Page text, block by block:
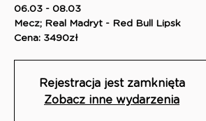
06.03 - 08.03
Mecz; Real Madryt - Red Bull Lipsk
Cena: 3490zł
Rejestracja jest zamknięta
Zobacz inne wydarzenia